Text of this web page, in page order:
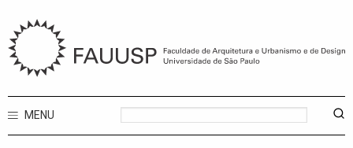
MENU